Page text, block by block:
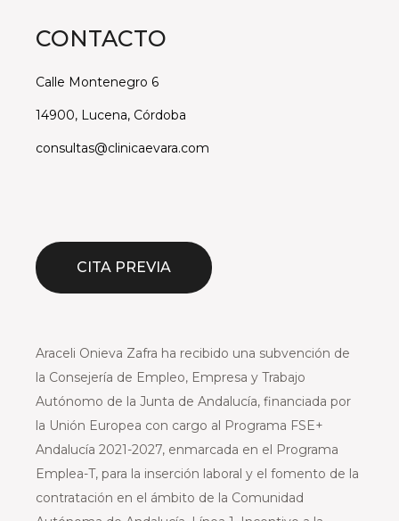
CONTACTO
Calle Montenegro 6
14900, Lucena, Córdoba
consultas@clinicaevara.com
CITA PREVIA
Araceli Onieva Zafra ha recibido una subvención de
la Consejería de Empleo, Empresa y Trabajo
Autónomo de la Junta de Andalucía, financiada por
la Unión Europea con cargo al Programa FSE+
Andalucía 2021-2027, enmarcada en el Programa
Emplea-T, para la inserción laboral y el fomento de la
contratación en el ámbito de la Comunidad